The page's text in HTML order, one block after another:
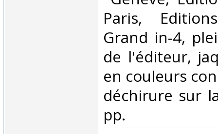
Paris,
Grand in-4,
de l'éditeur,
en couleurs
déchirure sur
pp. ‎